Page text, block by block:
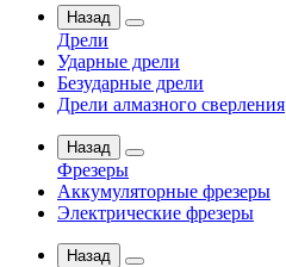
Назад
Дрели
Ударные дрели
Безударные дрели
Дрели алмазного сверления
Назад
Фрезеры
Аккумуляторные фрезеры
Электрические фрезеры
Назад